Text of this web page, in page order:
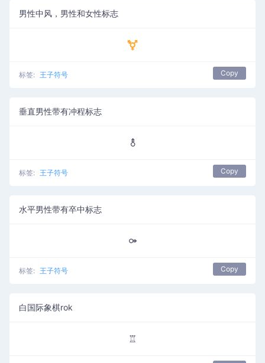
男性中风，男性和女性标志
⚧
标签: 王子符号 Copy
垂直男性带有冲程标志
⚨
标签: 王子符号 Copy
水平男性带有卒中标志
⚩
标签: 王子符号 Copy
白国际象棋rok
♖